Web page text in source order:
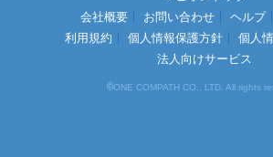
会社概要
お問い合わせ ヘルプ
利用規約
個人情報保護方針
個人
法人向けサービス
©ONE COMPATH CO., LTD. All rights